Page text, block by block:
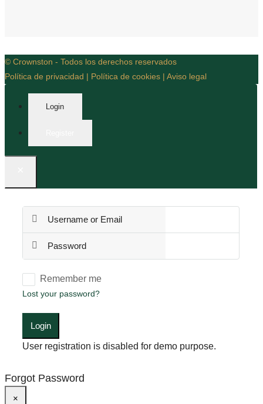
© Crownston - Todos los derechos reservados
Política de privacidad | Política de cookies | Aviso legal
Login
Remember me
Lost your password?
Login
User registration is disabled for demo purpose.
Forgot Password
×